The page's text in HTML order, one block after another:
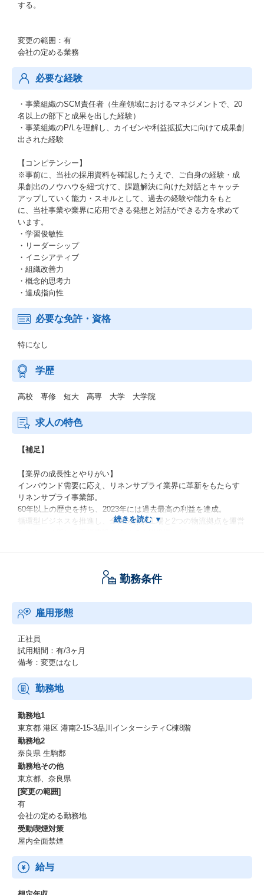
する。
変更の範囲：有
会社の定める業務
必要な経験
・事業組織のSCM責任者（生産領域におけるマネジメントで、20
名以上の部下と成果を出した経験）
・事業組織のP/Lを理解し、カイゼンや利益拡拡大に向けて成果創
出された経験
【コンピテンシー】
※事前に、当社の採用資料を確認したうえで、ご自身の経験・成
果創出のノウハウを紐づけて、課題解決に向けた対話とキャッチ
アップしていく能力・スキルとして、過去の経験や能力をもと
に、当社事業や業界に応用できる発想と対話ができる方を求めて
います。
・学習俊敏性
・リーダーシップ
・イニシアティブ
・組織改善力
・概念的思考力
・達成指向性
必要な免許・資格
特になし
学歴
高校 専修 短大 高専 大学 大学院
求人の特色
【補足】
【業界の成長性とやりがい】
インバウンド需要に応え、リネンサプライ業界に革新をもたらす
リネンサプライ事業部。
60年以上の歴史を持ち、2023年には過去最高の利益を達成。
循環型ビジネスを推進し、全国6拠点8工場と2つの物流拠点を運営
【ヤマシタで得られる経験】
業モデルをスケールさせる経験
・DXを活用したCX拡張：拡大する事業環境で、DXを活用し、科
学的なマーケティング・営業メカニズムをリードする経験
・高度なマネジメント：コストリーダシップ戦略と品質を両立さ
せる高度なマネジメント経験
・大型投資：数十億規模の工場新設に伴う大型投資を通じた、事
・社員数1000名程度の顔と名前の見える距離と成長の"手触り
感"を持ちながら、事業推進できる経験
・組織変革：豊富な経験を持つプロパー社員、多様な経験を有す
る経営陣と現場にハンズオンで入り組織変革を推進できる経験
勤務条件
雇用形態
正社員
試用期間：有/3ヶ月
備考：変更はなし
勤務地
勤務地1
東京都 港区 港南2‐15‐3品川インターシティC棟8階
勤務地2
奈良県 生駒郡
勤務地その他
東京都、奈良県
[変更の範囲]
有
会社の定める勤務地
受動喫煙対策
屋内全面禁煙
給与